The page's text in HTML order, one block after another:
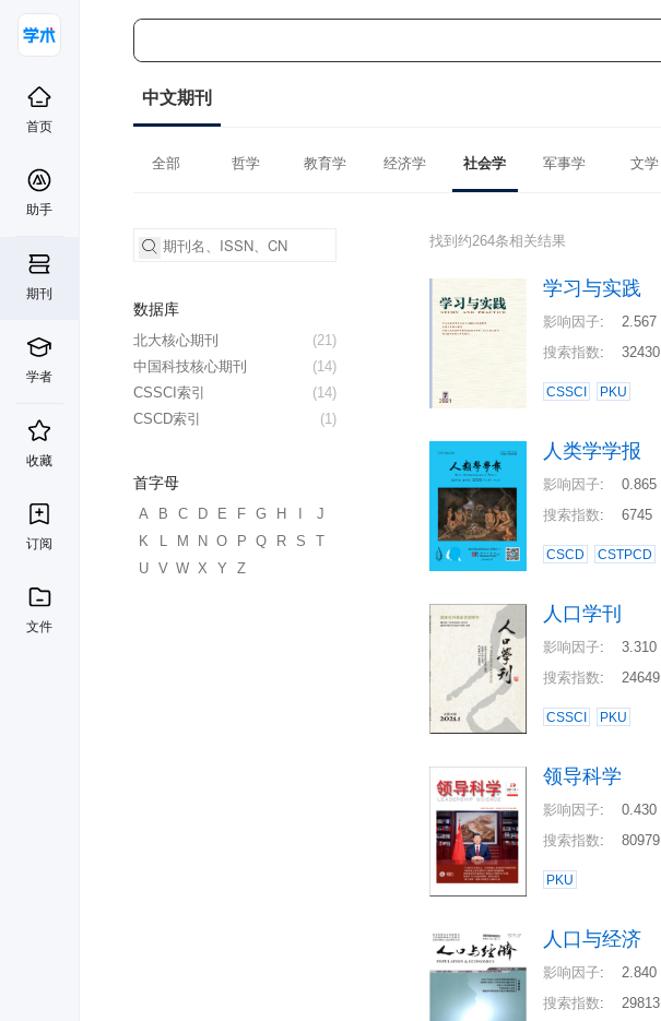
首页
助手
期刊
学者
收藏
订阅
文件
中文期刊
全部 哲学 教育学 经济学 社会学 军事学 文学
数据库
(21)
北大核心期刊
(14)
中国科技核心期刊
(14)
CSSCI索引
(1)
CSCD索引
首字母
A B C D E F G H
J
K
L M N O P Q R S
T
U
V W X Y Z
找到约264条相关结果
学习与实践
影响因子: 2.567
搜索指数: 32430
CSSCI PKU
人类学学报
影响因子: 0.865
搜索指数: 6745
CSCD CSTPCD
人口学刊
影响因子: 3.310
搜索指数: 24649
CSSCI PKU
领导科学
影响因子: 0.430
搜索指数: 80979
PKU
人口与经济
影响因子: 2.840
搜索指数: 29813